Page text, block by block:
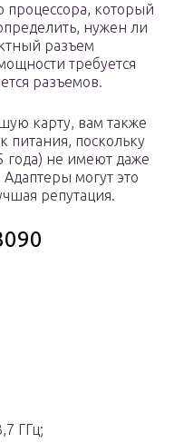
процессора, который
нужен ли
разъем
требуется
разъемов.
карту, вам также
питания, поскольку
года) не имеют даже
могут это
репутация.
ГГц;